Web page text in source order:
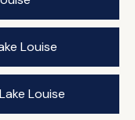
Louise
Louise